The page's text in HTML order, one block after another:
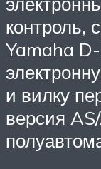
контроль,
Yamaha
и вилку
версия